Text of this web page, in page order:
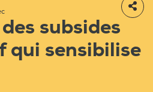
subsides
qui sensibilise